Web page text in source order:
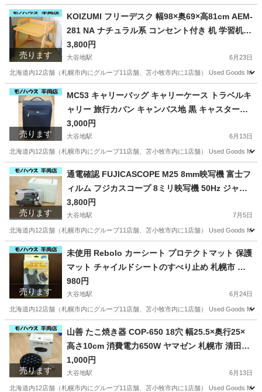
北海道 札幌市 アクセサリー ALBA
売ります
KOIZUMI フリーデスク 幅98×奥69×高81cm AEM-
281 NA ナチュラル系 コンセント付き 机 学習机
コイズミ 小泉 札幌市 清田区 平岡
3,800円
大谷地駅 6月23日
北海道内12店舗（札幌市内にグループ11店舗、苫小牧市内に1店舗） Used Goods
北海道 札幌市 大谷地駅 テーブル KOIZUMI
売ります
MC53 キャリーバッグ キャリーケース トラベルキ
ャリー 旅行カバン キャンバス地 黒 キャスター付
札幌市 清田区 平岡
3,000円
大谷地駅 6月13日
北海道内12店舗（札幌市内にグループ11店舗、苫小牧市内に1店舗） Used Goods
北海道 札幌市 大谷地駅
売ります
通電確認 FUJICASCOPE M25 8mm映写機 富士フ
ィルム フジカスコープ 8ミリ映写機 50Hz ジャン
ク扱い 札幌市 清田区 平岡
3,800円
大谷地駅 7月5日
北海道内12店舗（札幌市内にグループ11店舗、苫小牧市内に1店舗） Used Goods
北海道 札幌市 大谷地駅 プロジェクター、ホームシアター
映写機
売ります
未使用 Rebolo カーシート プロテクトマット 保護
マット チャイルドシートのすべり止め 札幌市 清
田区 平岡
980円
大谷地駅 6月24日
北海道内12店舗（札幌市内にグループ11店舗、苫小牧市内に1店舗） Used Goods
北海道 札幌市 大谷地駅 セーフティ、チャイルドシート
マット
売ります
山善 たこ焼き器 COP-650 18穴 幅25.5×奥行25×
高さ10cm 消費電力650W ヤマゼン 札幌市 清田区
平岡
1,000円
大谷地駅 6月13日
北海道内12店舗（札幌市内にグループ11店舗、苫小牧市内に1店舗） Used Goods